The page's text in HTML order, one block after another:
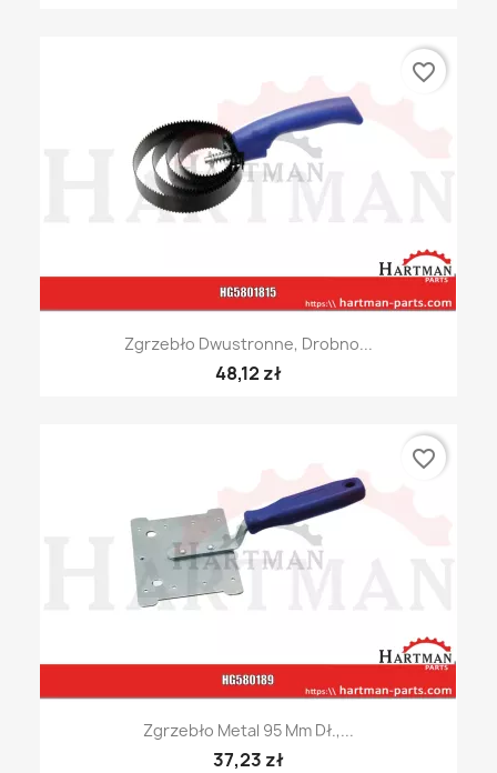
Zgrzebło Dwustronne, Drobno...
48,12 zł
favorite_border
Zgrzebło Metal 95 Mm Dł.,...
37,23 zł
favorite_border